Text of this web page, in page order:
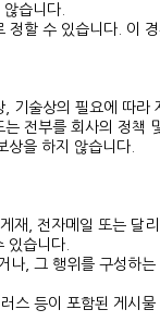
습니다.
할 수 있습니다. 이
술상의 필요에 따라
전부를 회사의 정책
상을 하지 않습니다.
, 전자메일 또는 달
있습니다.
나, 그 행위를 구성하
스 등이 포함된 게시물